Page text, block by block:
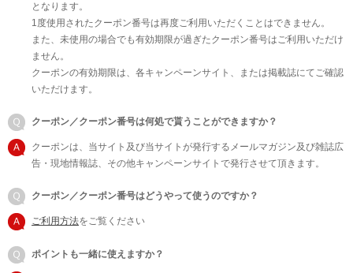
となります。
1度使用されたクーポン番号は再度ご利用いただくことはできません。
また、未使用の場合でも有効期限が過ぎたクーポン番号はご利用いただけ
ません。
クーポンの有効期限は、各キャンペーンサイト、または掲載誌にてご確認
いただけます。
クーポン／クーポン番号は何処で貰うことができますか？
クーポンは、当サイト及び当サイトが発行するメールマガジン及び雑誌広
告・現地情報誌、その他キャンペーンサイトで発行させて頂きます。
クーポン／クーポン番号はどうやって使うのですか？
ご利用方法をご覧ください
ポイントも一緒に使えますか？